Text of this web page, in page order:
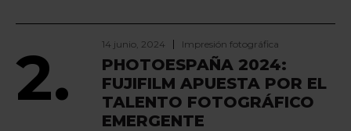
2. 14 junio, 2024 Impresión fotográfica
PHOTOESPAÑA 2024:
FUJIFILM APUESTA POR EL
TALENTO FOTOGRÁFICO
EMERGENTE